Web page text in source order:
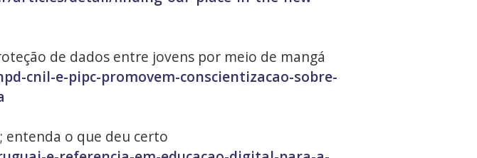
de dados entre jovens por meio de mangá
cnil-e-pipc-promovem-conscientizacao-sobre-
entenda o que deu certo